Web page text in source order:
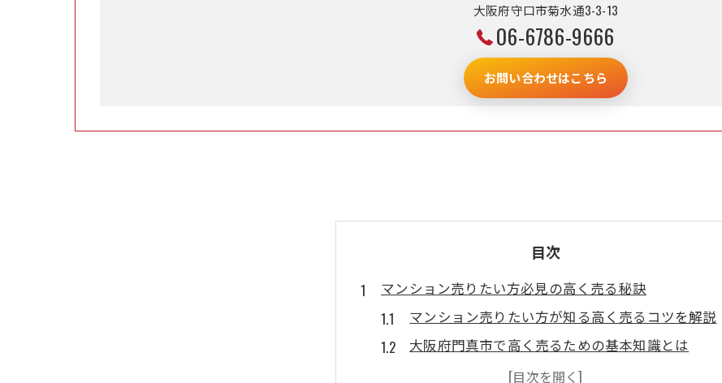
大阪府守口市菊水通3-3-13
06-6786-9666
お問い合わせはこちら
目次
マンション売りたい方必見の高く売る秘訣
マンション売りたい方が知る高く売るコツを解説
大阪府門真市で高く売るための基本知識とは
マンション売りたい人が失敗しない準備のポイント